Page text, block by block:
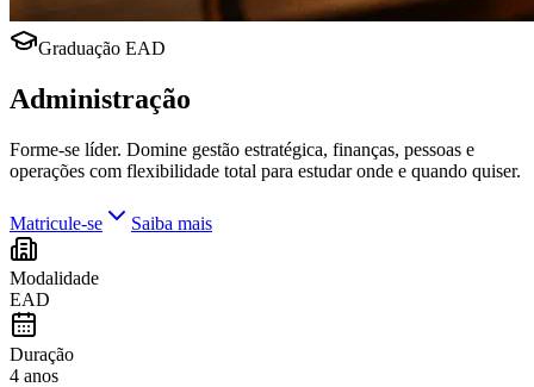
Graduação EAD
Administração
Forme-se líder. Domine gestão estratégica, finanças, pessoas e
operações com flexibilidade total para estudar onde e quando quiser.
Matricule-se Saiba mais
Modalidade
EAD
Duração
4 anos